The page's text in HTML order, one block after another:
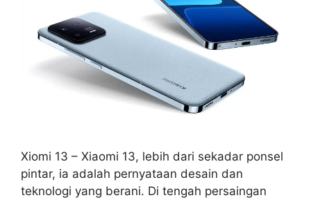
Xiomi 13 – Xiaomi 13, lebih dari sekadar ponsel
pintar, ia adalah pernyataan desain dan
teknologi yang berani. Di tengah persaingan